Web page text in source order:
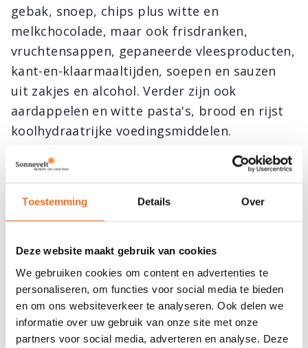
Toestemming Details Over
Deze website maakt gebruik van cookies
We gebruiken cookies om content en advertenties te
personaliseren, om functies voor social media te bieden
en om ons websiteverkeer te analyseren. Ook delen we
informatie over uw gebruik van onze site met onze
partners voor social media, adverteren en analyse. Deze
gebak, snoep, chips plus witte en
melkchocolade, maar ook frisdranken,
vruchtensappen, gepaneerde vleesproducten,
kant-en-klaarmaaltijden, soepen en sauzen
uit zakjes en alcohol. Verder zijn ook
aardappelen en witte pasta's, brood en rijst
koolhydraatrijke voedingsmiddelen.
Gezondheidsvoordelen
Over het algemeen wordt gezegd dat minder
verminderen van de bekende
welvaartsziekten als overgewicht en diabetes
2. Verder kun je er eetbuien mee tegengaan,
omdat je bloedsuikerspiegel minder
schommelingen vertoont en de plotselinge